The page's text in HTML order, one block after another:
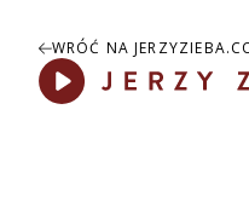
WRÓĆ NA